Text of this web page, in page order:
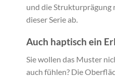
und die Strukturprägung
dieser Serie ab.
Auch haptisch ein
Sie wollen das Muster
auch fühlen? Die